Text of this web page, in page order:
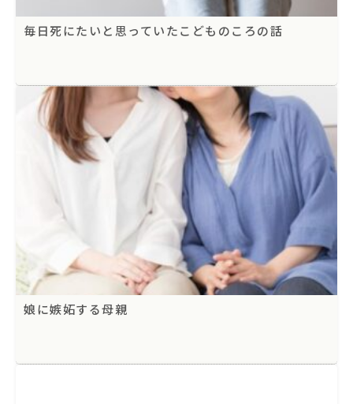
毎日死にたいと思っていたこどものころの話
娘に嫉妬する母親